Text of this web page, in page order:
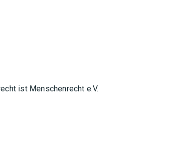
ist Menschenrecht e.V.